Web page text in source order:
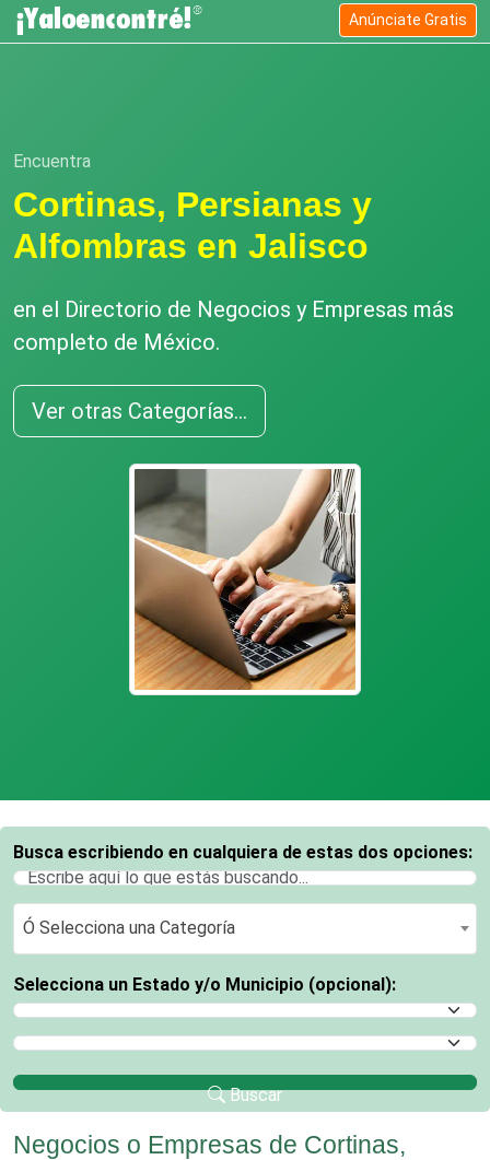
Anúnciate Gratis
Encuentra
Cortinas, Persianas y
Alfombras en Jalisco
en el Directorio de Negocios y Empresas más
completo de México.
Ver otras Categorías...
Busca escribiendo en cualquiera de estas dos opciones:
Ó Selecciona una Categoría
Ó Selecciona una Categoría
Selecciona un Estado y/o Municipio (opcional):
Selecciona un Estado
Selecciona un Municipio
Buscar
Negocios o Empresas de Cortinas,